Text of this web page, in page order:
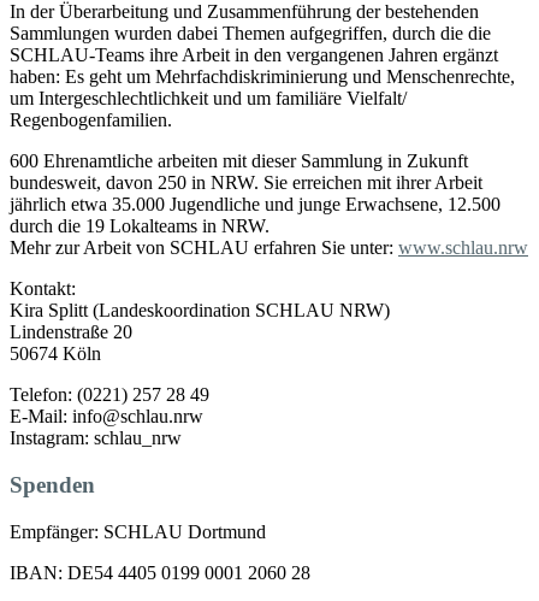
In der Überarbeitung und Zusammenführung der bestehenden
Sammlungen wurden dabei Themen aufgegriffen, durch die die
SCHLAU-Teams ihre Arbeit in den vergangenen Jahren ergänzt
haben: Es geht um Mehrfachdiskriminierung und Menschenrechte,
um Intergeschlechtlichkeit und um familiäre Vielfalt/
Regenbogenfamilien.
600 Ehrenamtliche arbeiten mit dieser Sammlung in Zukunft
bundesweit, davon 250 in NRW. Sie erreichen mit ihrer Arbeit
jährlich etwa 35.000 Jugendliche und junge Erwachsene, 12.500
durch die 19 Lokalteams in NRW.
Mehr zur Arbeit von SCHLAU erfahren Sie unter: www.schlau.nrw
Kontakt:
Kira Splitt (Landeskoordination SCHLAU NRW)
Lindenstraße 20
50674 Köln
Telefon: (0221) 257 28 49
E-Mail: info@schlau.nrw
Instagram: schlau_nrw
Spenden
Empfänger: SCHLAU Dortmund
IBAN: DE54 4405 0199 0001 2060 28